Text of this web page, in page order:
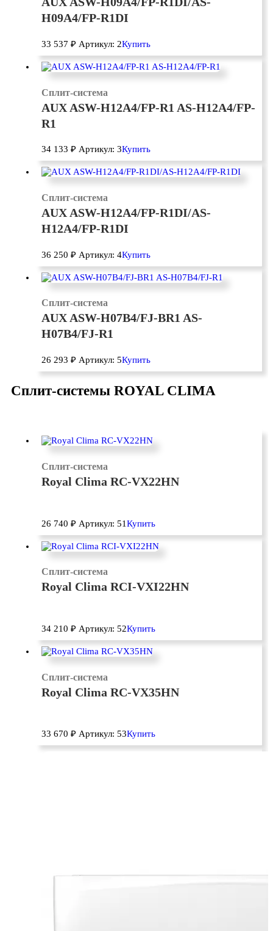
H09A4/FP-R1DI
33 537 ₽ Артикул: 2Купить
Сплит-система
AUX ASW-H12A4/FP-R1 AS-H12A4/FP-
R1
34 133 ₽ Артикул: 3Купить
Сплит-система
AUX ASW-H12A4/FP-R1DI/AS-
H12A4/FP-R1DI
36 250 ₽ Артикул: 4Купить
Сплит-система
AUX ASW-H07B4/FJ-BR1 AS-
H07B4/FJ-R1
26 293 ₽ Артикул: 5Купить
Сплит-системы ROYAL CLIMA
Сплит-система
Royal Clima RC-VX22HN
26 740 ₽ Артикул: 51Купить
Сплит-система
Royal Clima RCI-VXI22HN
34 210 ₽ Артикул: 52Купить
Сплит-система
Royal Clima RC-VX35HN
33 670 ₽ Артикул: 53Купить